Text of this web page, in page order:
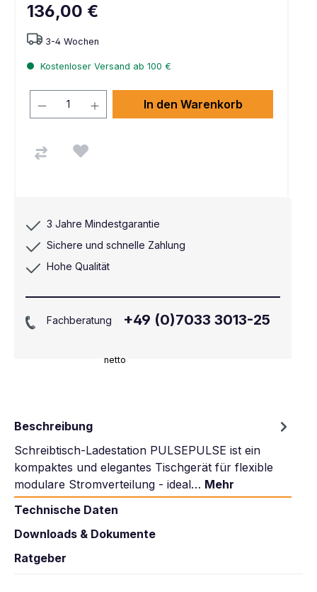
136,00 €
netto
3-4 Wochen
Kostenloser Versand ab 100 €
In den Warenkorb
3 Jahre Mindestgarantie
Sichere und schnelle Zahlung
Hohe Qualität
Fachberatung +49 (0)7033 3013-25
Beschreibung
Schreibtisch-Ladestation PULSEPULSE ist ein
kompaktes und elegantes Tischgerät für flexible
modulare Stromverteilung - ideal… Mehr
Technische Daten
Downloads & Dokumente
Ratgeber